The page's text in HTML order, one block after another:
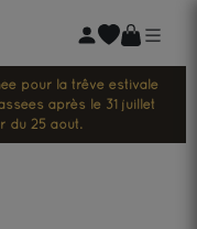
pour la trêve estivale
après le 31 juillet
du 25 août.